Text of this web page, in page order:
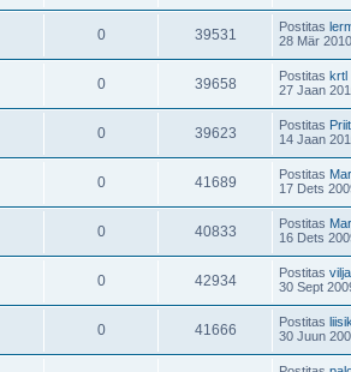
0 39531 Postitas
28 Mär
0 39658 Postitas krtl
27 Jaan
0 39623 Postitas Priit
14 Jaan
0 41689 Postitas
17 Dets
0 40833 Postitas
16 Dets
0 42934 Postitas
30 Sept
0 41666 Postitas
30 Juun